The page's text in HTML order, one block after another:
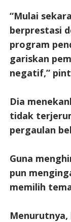
“Mulai
berprestasi
program
gariskan
negatif,”
Dia
tidak
pergaulan
Guna
pun
memilih